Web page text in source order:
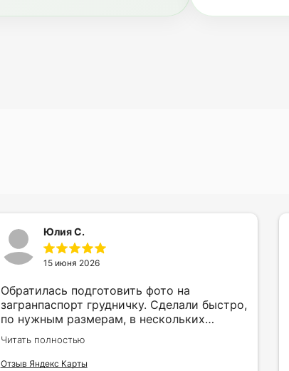
Юлия С.
15 июня 2026
Обратилась подготовить фото на
загранпаспорт грудничку. Сделали быстро,
по нужным размерам, в нескольких
вариантах и цветах.
Читать полностью
Отзыв Яндекс Карты